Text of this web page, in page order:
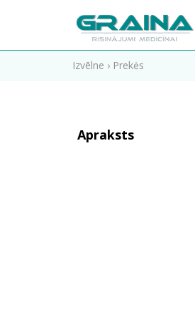
Izvēlne › Prekės
Apraksts